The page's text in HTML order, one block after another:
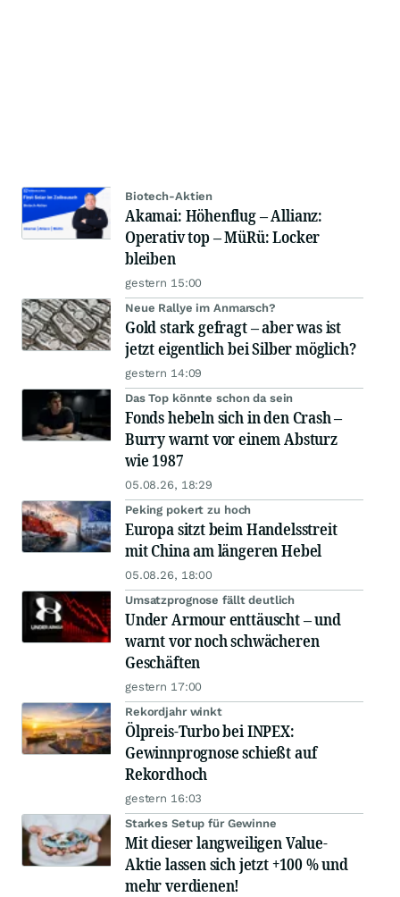
Biotech-Aktien
Akamai: Höhenflug – Allianz:
Operativ top – MüRü: Locker
bleiben
gestern 15:00
Neue Rallye im Anmarsch?
Gold stark gefragt – aber was ist
jetzt eigentlich bei Silber möglich?
gestern 14:09
Das Top könnte schon da sein
Fonds hebeln sich in den Crash –
Burry warnt vor einem Absturz
wie 1987
05.08.26, 18:29
Peking pokert zu hoch
Europa sitzt beim Handelsstreit
mit China am längeren Hebel
05.08.26, 18:00
Umsatzprognose fällt deutlich
Under Armour enttäuscht – und
warnt vor noch schwächeren
Geschäften
gestern 17:00
Rekordjahr winkt
Ölpreis-Turbo bei INPEX:
Gewinnprognose schießt auf
Rekordhoch
gestern 16:03
Starkes Setup für Gewinne
Mit dieser langweiligen Value-
Aktie lassen sich jetzt +100 % und
mehr verdienen!